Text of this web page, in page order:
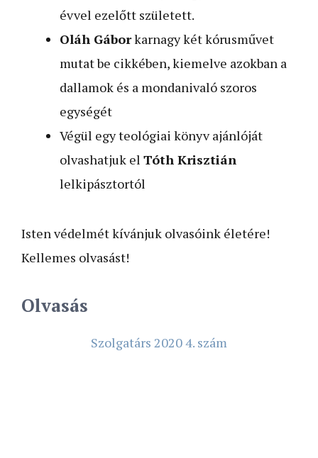
évvel ezelőtt született.
Oláh Gáborkarnagy két kórusművet
mutat be cikkében, kiemelve azokban a
dallamok és a mondanivaló szoros
egységét
Végül egy teológiai könyv ajánlóját
olvashatjuk el Tóth Krisztián
lelkipásztortól
Isten védelmét kívánjuk olvasóink életére!
Kellemes olvasást!
Olvasás
Szolgatárs 2020 4. szám